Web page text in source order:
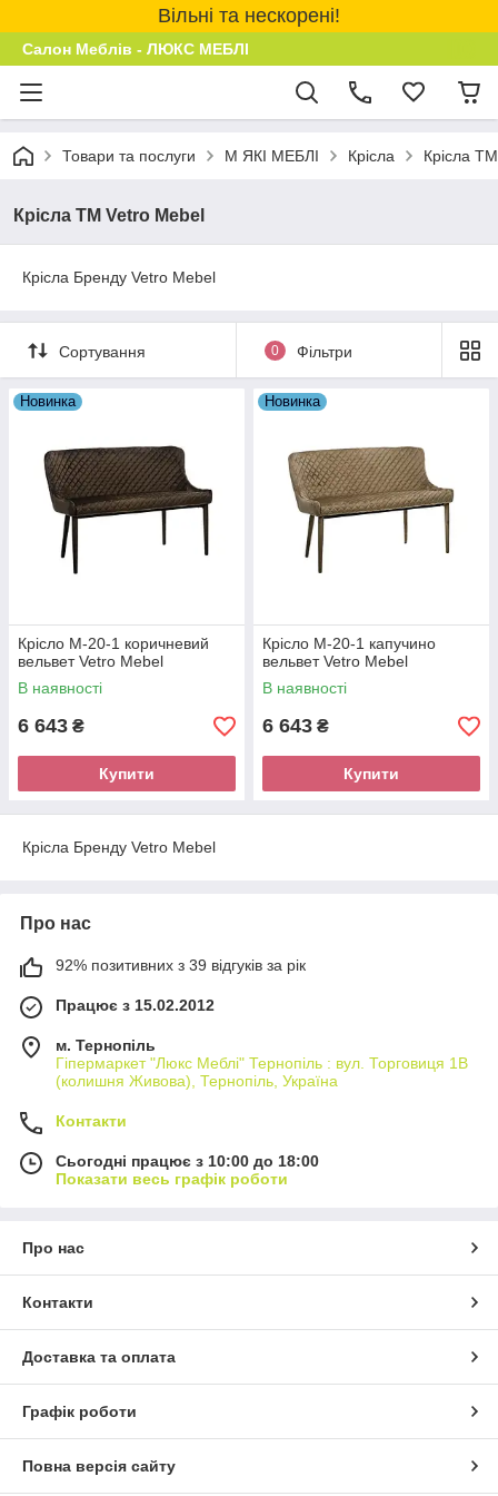
Вільні та нескорені!
Салон Меблів - ЛЮКС МЕБЛІ
Товари та послуги М ЯКІ МЕБЛІ Крісла Крісла
Крісла ТМ Vetro Mebel
Крісла Бренду Vetro Mebel
Сортування 0 Фільтри
Новинка
Крісло M-20-1 коричневий
вельвет Vetro Mebel
В наявності
6 643 ₴
Купити
Новинка
Крісло M-20-1 капучино
вельвет Vetro Mebel
В наявності
6 643 ₴
Купити
Крісла Бренду Vetro Mebel
Про нас
92% позитивних з 39 відгуків за рік
Працює з 15.02.2012
м. Тернопіль
Гіпермаркет "Люкс Меблі" Тернопіль : вул. Торговиця 1В
(колишня Живова), Тернопіль, Україна
Контакти
Сьогодні працює з 10:00 до 18:00
Показати весь графік роботи
Про нас
Контакти
Доставка та оплата
Графік роботи
Повна версія сайту